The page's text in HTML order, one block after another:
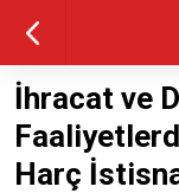
İhracat ve
Harç